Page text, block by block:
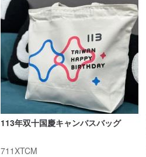
113年双十国慶キャンバスバッグ
711XTCM